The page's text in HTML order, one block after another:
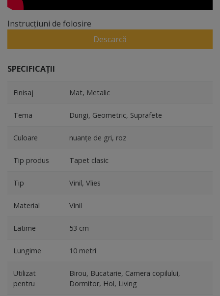
Instrucțiuni de folosire
Descarcă
SPECIFICAȚII
Finisaj Mat, Metalic
Tema Dungi, Geometric, Suprafete
Culoare nuanţe de gri, roz
Tip produs Tapet clasic
Tip Vinil, Vlies
Material Vinil
Latime 53 cm
Lungime 10 metri
Utilizat
pentru
Birou, Bucatarie, Camera copilului,
Dormitor, Hol, Living